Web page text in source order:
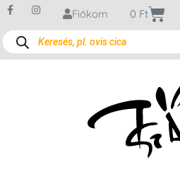
Fiókom 0 Ft